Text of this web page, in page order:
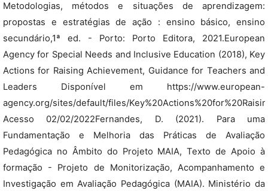
Metodologias, métodos e situações de aprendizagem:
propostas e estratégias de ação : ensino básico, ensino
secundário,1ª ed. - Porto: Porto Editora, 2021.European
Agency for Special Needs and Inclusive Education (2018), Key
Actions for Raising Achievement, Guidance for Teachers and
Leaders Disponível em https://www.european-
agency.org/sites/default/files/
Acesso 02/02/2022Fernandes, D. (2021). Para uma
Fundamentação e Melhoria das Práticas de Avaliação
Pedagógica no Âmbito do Projeto MAIA, Texto de Apoio à
formação - Projeto de Monitorização, Acompanhamento e
Investigação em Avaliação Pedagógica (MAIA). Ministério da